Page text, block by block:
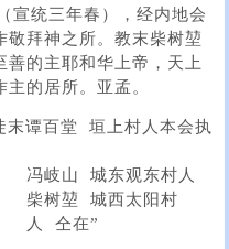
宣统三年春），经内地会
敬拜神之所。教末柴树堃
的主耶和华上帝，天上
的居所。亚孟。
末谭百堂 垣上村人本会执
冯岐山 城东观东村人
柴树堃 城西太阳村
人 仝在”